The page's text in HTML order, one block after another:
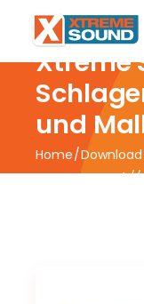
Xtreme
und
Home
Xtreme Sound //